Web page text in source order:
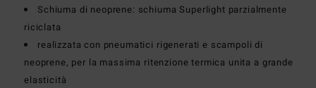
Schiuma di neoprene: schiuma Superlight parzialmente
riciclata
realizzata con pneumatici rigenerati e scampoli di
neoprene, per la massima ritenzione termica unita a grande
elasticità